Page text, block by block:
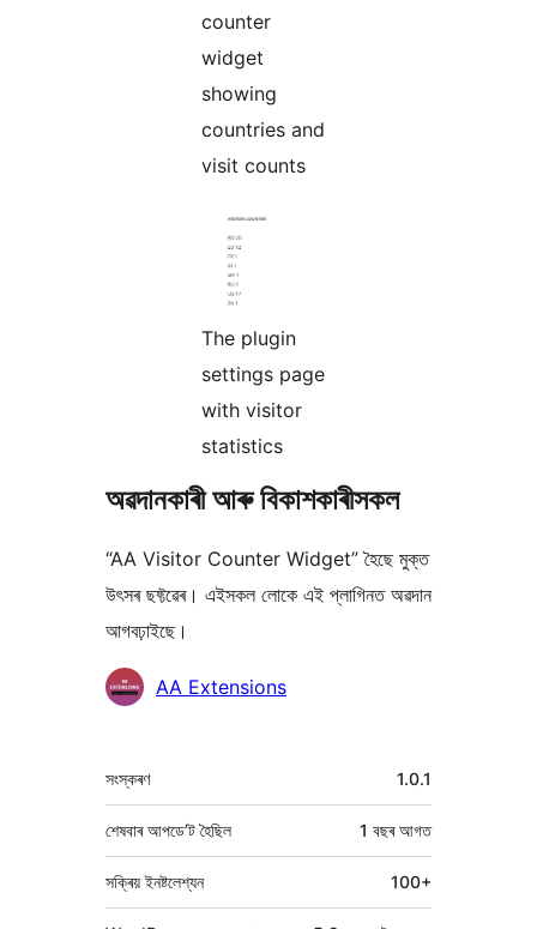
counter
widget
showing
countries and
visit counts
The plugin
settings page
with visitor
statistics
অৱদানকাৰী আৰু বিকাশকাৰীসকল
“AA Visitor Counter Widget” হৈছে মুক্ত
উৎসৰ ছফ্টৱেৰ। এইসকল লোকে এই প্লাগিনত অৱদান
আগবঢ়াইছে।
অৱদানকাৰীসকলAA Extensions
মেটা 1.0.1
সংস্কৰণ
1 বছৰআগত
শেষবাৰ আপডে’ট হৈছিল
সক্ৰিয় ইনষ্টলেশ্যন 100+